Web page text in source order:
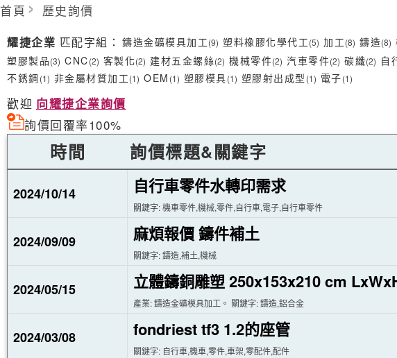
首頁 歷史詢價
耀捷企業 匹配字組： 鑄造金礦模具加工(9) 塑料橡膠化學代工(5) 加工(8) 鑄造(8)
塑膠製品(3) CNC(2) 客製化(2) 建材五金螺絲(2) 機械零件(2) 汽車零件(2) 碳纖(2) 自
不銹鋼 (1) 非金屬材質加工(1) OEM (1) 塑膠模具(1) 塑膠射出成型 (1) 電子(1)
歡迎 向耀捷企業詢價
詢價回覆率100%
時間 詢價標題&關鍵字
2024/10/14 自行車零件水轉印需求
關鍵字: 機車零件,機械,零件,自行車,電子,自行車零件
2024/09/09 麻煩報價 鑄件補土
關鍵字: 鑄造,補土,機械
2024/05/15 立體鑄銅雕塑 250x153x210 cm
產業: 鑄造金礦模具加工。 關鍵字: 鑄造,鋁合金
2024/03/08 fondriest tf3 1.2的座管
關鍵字: 自行車,機車,零件,車架,零配件,配件